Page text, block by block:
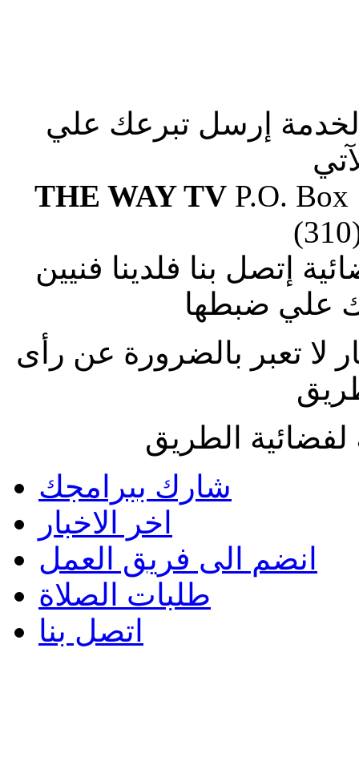
إرسل تبرعك علي
THE WAY TVP.O. Box
إتصل بنا فلدينا فنيين
علي ضبطها
لا تعبر بالضرورة عن رأى
الطريق
شارك ببرامجك
اخر الاخبار
انضم الى فريق العمل
طلبات الصلاة
اتصل بنا